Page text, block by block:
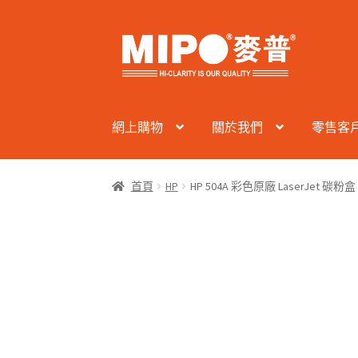
Skip
to
navigation
Skip
to
content
網上購物 關於我們 零售客
首頁 HP HP 504A 彩色原廠 LaserJet 碳粉盒